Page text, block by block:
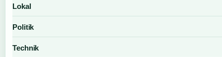
Lokal
Politik
Technik